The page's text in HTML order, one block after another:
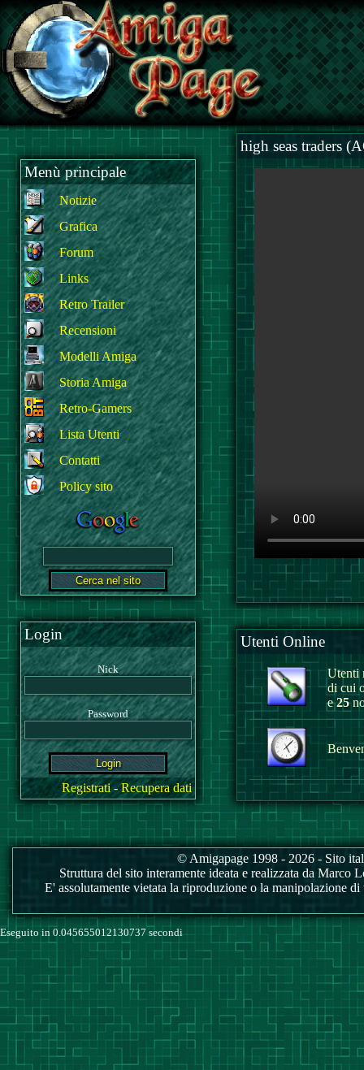
Menù principale
Notizie
Grafica
Forum
Links
Retro Trailer
Recensioni
Modelli Amiga
Storia Amiga
Retro-Gamers
Lista Utenti
Contatti
Policy sito
Login
Nick
Password
Registrati-Recupera dati
high seas traders
Utenti Online
Utenti
di cui
e25
© Amigapage 1998 - 2026 - Sito
Struttura del sito interamente ideata e realizzata da
E' assolutamente vietata la riproduzione o la manipolazione
Eseguito in 0.045655012130737 secondi